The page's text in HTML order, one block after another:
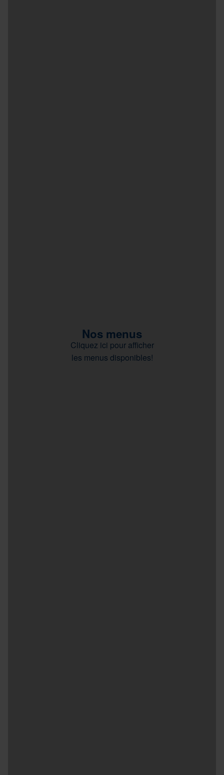
Nos menus
Cliquez ici pour afficher
les menus disponibles!